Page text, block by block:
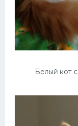
Белый кот